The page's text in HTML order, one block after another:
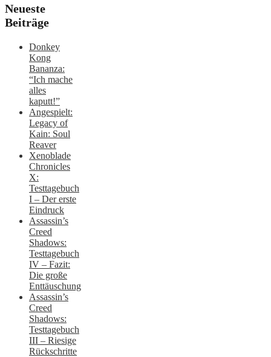
Neueste
Beiträge
Donkey
Kong
Bananza:
“Ich mache
alles
kaputt!”
Angespielt:
Legacy of
Kain: Soul
Reaver
Xenoblade
Chronicles
X:
Testtagebuch
I – Der erste
Eindruck
Assassin’s
Creed
Shadows:
Testtagebuch
IV – Fazit:
Die große
Enttäuschung
Assassin’s
Creed
Shadows:
Testtagebuch
III – Riesige
Rückschritte